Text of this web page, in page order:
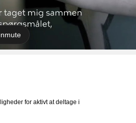
for aktivt at deltage i